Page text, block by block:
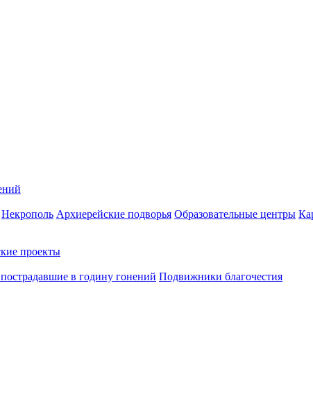
Некрополь Архиерейские подворья Образовательные центры
проекты
в годину гонений Подвижники благочестия